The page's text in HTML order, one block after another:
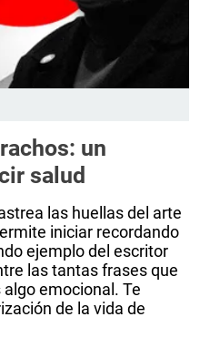
un
salud
las huellas del arte
iniciar recordando
ejemplo del escritor
las tantas frases que
emocional. Te
de la vida de